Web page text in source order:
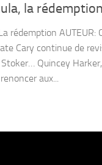
la rédemption
rédemption AUTEUR:
Cary continue de
Quincey
aux...